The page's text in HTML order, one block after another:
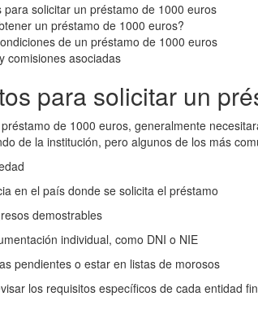
para solicitar un préstamo de 1000 euros
un préstamo de 1000 euros?
de un préstamo de 1000 euros
comisiones asociadas
para solicitar un
de 1000 euros, generalmente
de la institución, pero algunos de los más
en el país donde se solicita el préstamo
demostrables
individual, como DNI o NIE
pendientes o estar en listas de morosos
los requisitos específicos de cada entidad